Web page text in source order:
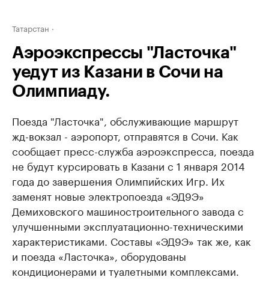
Татарстан
Аэроэкспрессы "Ласточка"
уедут из Казани в Сочи на
Олимпиаду.
Поезда "Ласточка", обслуживающие маршрут
жд-вокзал - аэропорт, отправятся в Сочи. Как
сообщает пресс-служба аэроэкспресса, поезда
не будут курсировать в Казани с 1 января 2014
года до завершения Олимпийских Игр. Их
заменят новые электропоезда «ЭД9Э»
Демиховского машиностроительного завода с
улучшенными эксплуатационно-техническими
характеристиками. Составы «ЭД9Э» так же, как
и поезда «Ласточка», оборудованы
кондиционерами и туалетными комплексами.